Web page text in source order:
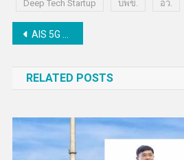
Deep Tech Startup
บพข. อว.
แนะแนว
AIS 5G ชวนสัมผัสประสบการณ์ บน Doxzilla สตรีมมิ่งของคนรักสารคดี
RELATED POSTS